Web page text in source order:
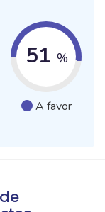
51 %
A favor